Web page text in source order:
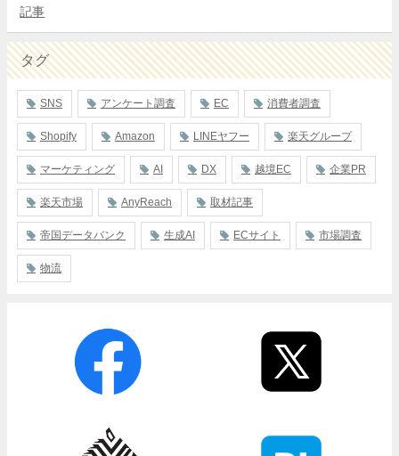
記事
タグ
SNS アンケート調査 EC 消費者調査
Shopify Amazon LINEヤフー 楽天グループ
マーケティング AI DX 越境EC 企業PR
楽天市場 AnyReach 取材記事
帝国データバンク 生成AI ECサイト 市場調査
物流